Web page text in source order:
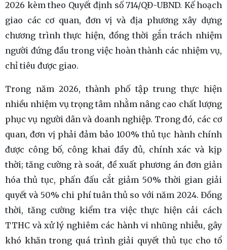
2026 kèm theo Quyết định số 714/QĐ-UBND. Kế hoạch
giao các cơ quan, đơn vị và địa phương xây dựng
chương trình thực hiện, đồng thời gắn trách nhiệm
người đứng đầu trong việc hoàn thành các nhiệm vụ,
chỉ tiêu được giao.
Trong năm 2026, thành phố tập trung thực hiện
nhiều nhiệm vụ trọng tâm nhằm nâng cao chất lượng
phục vụ người dân và doanh nghiệp. Trong đó, các cơ
quan, đơn vị phải đảm bảo 100% thủ tục hành chính
được công bố, công khai đầy đủ, chính xác và kịp
thời; tăng cường rà soát, đề xuất phương án đơn giản
hóa thủ tục, phấn đấu cắt giảm 50% thời gian giải
quyết và 50% chi phí tuân thủ so với năm 2024. Đồng
thời, tăng cường kiểm tra việc thực hiện cải cách
TTHC và xử lý nghiêm các hành vi nhũng nhiễu, gây
khó khăn trong quá trình giải quyết thủ tục cho tổ